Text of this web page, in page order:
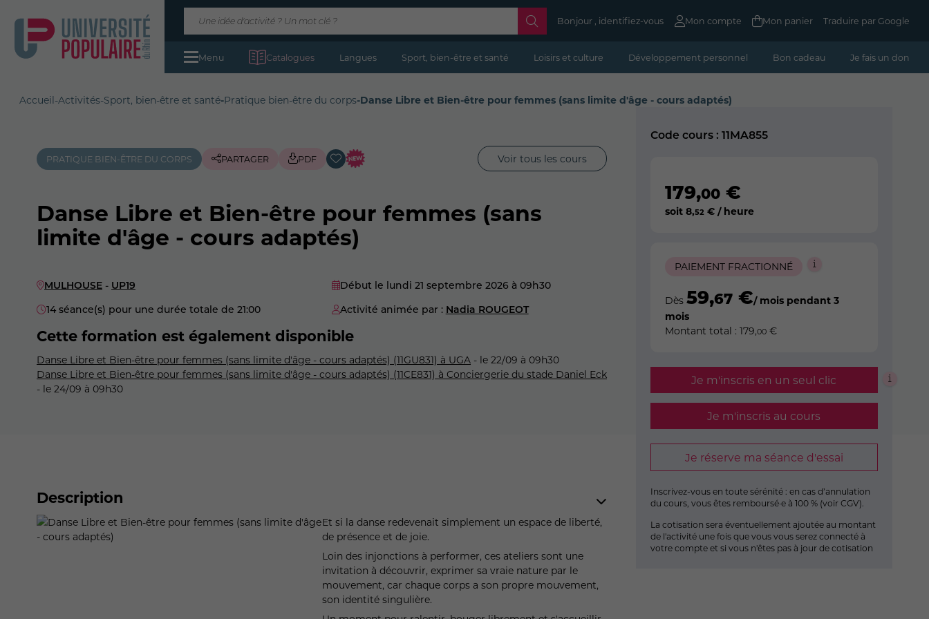
Bonjour , identifiez-vous Mon compte Mon panier Traduire par Google
Menu Catalogues Langues Sport, bien-être et santé Loisirs et culture Développement personnel Bon cadeau Je fais un don
Accueil-Activités-Sport, bien-être et santé-Pratique bien-être du corps-Danse Libre et Bien-être pour femmes (sans limite d'âge - cours adaptés)
PRATIQUE BIEN-ÊTRE DU CORPS PARTAGER PDF Voir tous les cours
Danse Libre et Bien-être pour femmes (sans
limite d'âge - cours adaptés)
MULHOUSE - UP19 Début le lundi 21 septembre 2026 à 09h30
14 séance(s) pour une durée totale de 21:00
Activité animée par : Nadia ROUGEOT
Cette formation est également disponible
Danse Libre et Bien-être pour femmes (sans limite d'âge - cours adaptés) (11GU831) à UGA - le 22/09 à 09h30
Danse Libre et Bien-être pour femmes (sans limite d'âge - cours adaptés) (11CE831) à Conciergerie du stade Daniel Eck
- le 24/09 à 09h30
Description
Et si la danse redevenait simplement un espace de liberté,
de présence et de joie.
Loin des injonctions à performer, ces ateliers sont une
invitation à découvrir, exprimer sa vraie nature par le
mouvement, car chaque corps a son propre mouvement,
son identité singulière.
Code cours : 11MA855
179,00€
soit 8,52 € / heure
PAIEMENT FRACTIONNÉ
Dès 59,67€/ mois pendant 3
mois
Montant total : 179,00€
Je m'inscris en un seul clic
Je m'inscris au cours
Je réserve ma séance d'essai
Inscrivez-vous en toute sérénité : en cas d’annulation
du cours, vous êtes remboursé·e à 100 % (voir CGV).
La cotisation sera éventuellement ajoutée au montant
de l'activité une fois que vous vous serez connecté à
votre compte et si vous n'êtes pas à jour de cotisation